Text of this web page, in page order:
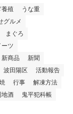
養殖
うな重
グルメ
まぐろ
ーツ
新商品
新聞
波田陽区
活動報告
行事
解凍方法
地酒
鬼平犯科帳